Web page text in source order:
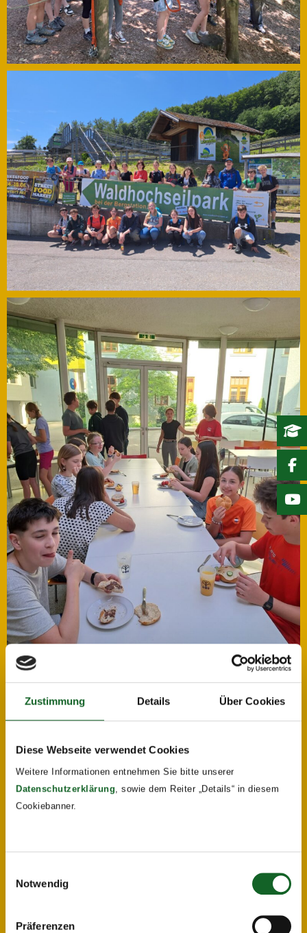
Zustimmung Details Über Cookies
Diese Webseite verwendet Cookies
Weitere Informationen entnehmen Sie bitte unserer
Datenschutzerklärung, sowie dem Reiter „Details“ in diesem
Cookiebanner.
Notwendig
Präferenzen